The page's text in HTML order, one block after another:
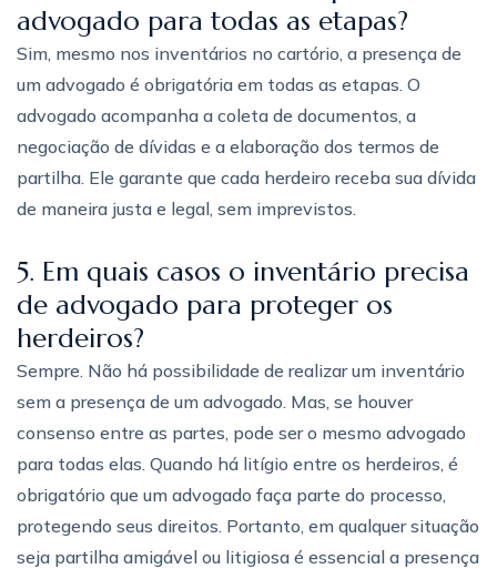
advogado para todas as etapas?
Sim, mesmo nos inventários no cartório, a presença de
um advogado é obrigatória em todas as etapas. O
advogado acompanha a coleta de documentos, a
negociação de dívidas e a elaboração dos termos de
partilha. Ele garante que cada herdeiro receba sua dívida
de maneira justa e legal, sem imprevistos.
5. Em quais casos o inventário precisa
de advogado para proteger os
herdeiros?
Sempre. Não há possibilidade de realizar um inventário
sem a presença de um advogado. Mas, se houver
consenso entre as partes, pode ser o mesmo advogado
para todas elas. Quando há litígio entre os herdeiros, é
obrigatório que um advogado faça parte do processo,
protegendo seus direitos. Portanto, em qualquer situação
seja partilha amigável ou litigiosa é essencial a presença